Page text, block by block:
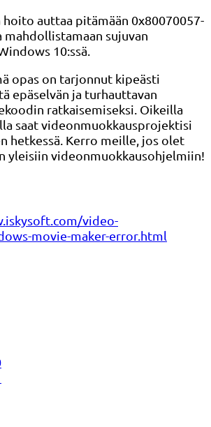
hoito auttaa pitämään 0x80070057-
sujuvan
10:ssä.
opas on tarjonnut kipeästi
epäselvän ja turhauttavan
ratkaisemiseksi. Oikeilla
saat videonmuokkausprojektisi
hetkessä. Kerro meille, jos olet
yleisiin videonmuokkausohjelmiin!
video-
movie-maker-error.html